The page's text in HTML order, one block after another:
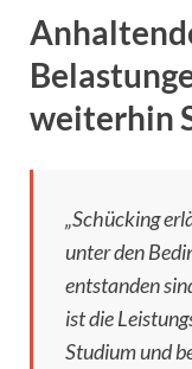
weiterhin
„Schücking
unter den
entstanden
ist die
Studium und